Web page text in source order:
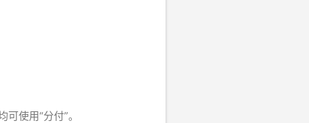
使用“分付”。